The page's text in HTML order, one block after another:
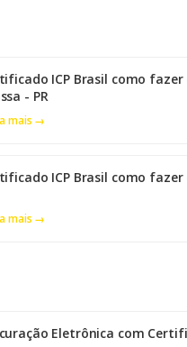
ICP Brasil como fazer
- PR
mais →
ICP Brasil como
mais →
Eletrônica com